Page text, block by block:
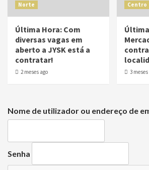
Norte
Última Hora: Com
diversas vagas em
aberto a JYSK está a
contratar!
2 meses ago
Centro
3 meses
Nome de utilizador ou endereço de
Senha